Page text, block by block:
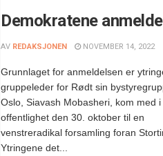
Demokratene
AV REDAKSJONEN NOVEMBER 14, 2022
Grunnlaget for anmeldelsen er
gruppeleder for Rødt sin
Oslo, Siavash Mobasheri, kom med i
offentlighet den 30. oktober til en
venstreradikal forsamling foran
Ytringene det...